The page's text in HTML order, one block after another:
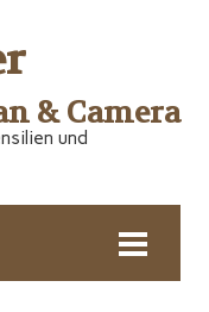
& Camera
und